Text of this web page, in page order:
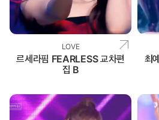
LOVE
르세라핌 FEARLESS 교차편
집 B
최